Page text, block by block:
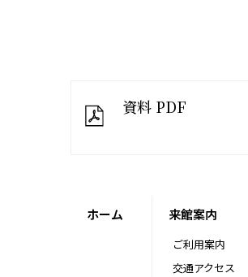
資料 PDF
ホーム 来館案内
ご利用案内
交通アクセス